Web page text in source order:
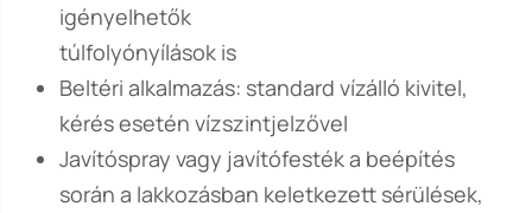
igényelhetők
túlfolyónyílások is
Beltéri alkalmazás: standard vízálló kivitel,
kérés esetén vízszintjelzővel
Javítóspray vagy javítófesték a beépítés
során a lakkozásban keletkezett sérülések,